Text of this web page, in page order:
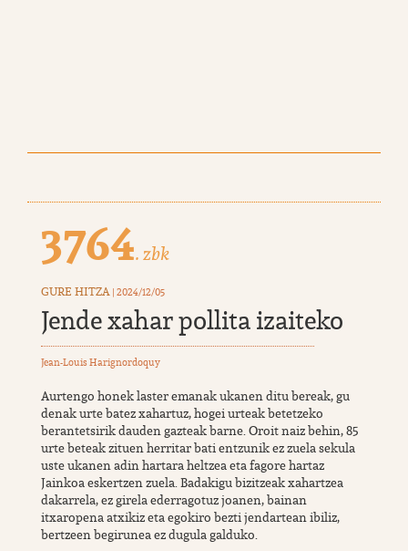
3764. zbk
GURE HITZA | 2024/12/05
Jende xahar pollita izaiteko
Jean-Louis Harignordoquy
Aurtengo honek laster emanak ukanen ditu bereak, gu
denak urte batez xahartuz, hogei urteak betetzeko
berantetsirik dauden gazteak barne. Oroit naiz behin, 85
urte beteak zituen herritar bati entzunik ez zuela sekula
uste ukanen adin hartara heltzea eta fagore hartaz
Jainkoa eskertzen zuela. Badakigu bizitzeak xahartzea
dakarrela, ez girela ederragotuz joanen, bainan
itxaropena atxikiz eta egokiro bezti jendartean ibiliz,
bertzeen begirunea ez dugula galduko.